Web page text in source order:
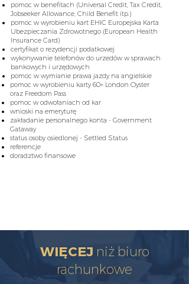
pomoc w benefitach (Universal Credit, Tax Credit,
Jobseeker Allowance, Child Benefit itp.)
pomoc w wyrobieniu kart EHIC Europejska Karta
Ubezpieczania Zdrowotnego (European Health
Insurance Card)
certyfikat o rezydencji podatkowej
wykonywanie telefonów do urzedów w sprawach
bankowych i urzędowych
pomoc w wymianie prawa jazdy na angielskie
pomoc w wyrobieniu karty 60+ London Oyster
oraz Freedom Pass
pomoc w odwołaniach od kar
wnioski na emeryturę
zakładanie personalnego konta - Government
Gataway
status osoby osiedlonej - Settled Status
referencje
doradztwo finansowe
WIĘCEJ niż biuro
rachunkowe